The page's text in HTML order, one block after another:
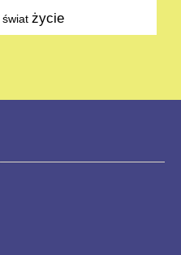
świat życie